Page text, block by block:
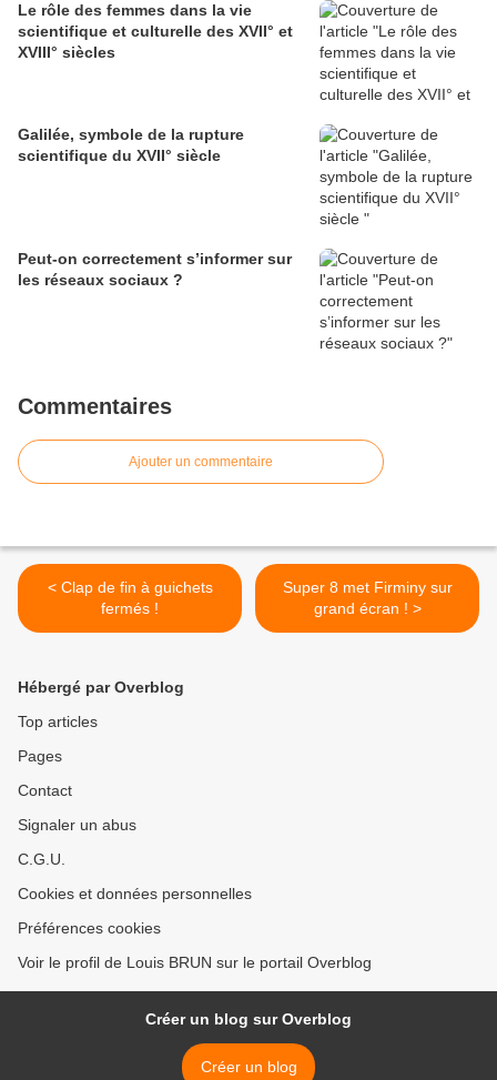
Le rôle des femmes dans la vie
scientifique et culturelle des XVII° et
XVIII° siècles
Galilée, symbole de la rupture
scientifique du XVII° siècle
Peut-on correctement s’informer sur
les réseaux sociaux ?
Commentaires
Ajouter un commentaire
< Clap de fin à guichets
fermés !
Super 8 met Firminy sur
grand écran ! >
Hébergé par Overblog
Top articles
Pages
Contact
Signaler un abus
C.G.U.
Cookies et données personnelles
Préférences cookies
Voir le profil de Louis BRUN sur le portail Overblog
Créer un blog sur Overblog
Créer un blog